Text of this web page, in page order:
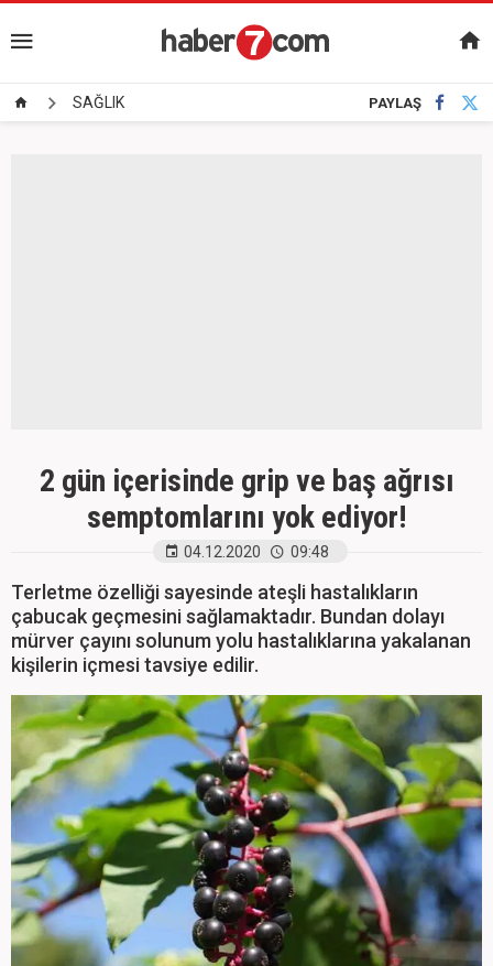
SAĞLIK PAYLAŞ
2 gün içerisinde grip ve baş ağrısı
semptomlarını yok ediyor!
04.12.2020 09:48
Terletme özelliği sayesinde ateşli hastalıkların
çabucak geçmesini sağlamaktadır. Bundan dolayı
mürver çayını solunum yolu hastalıklarına yakalanan
kişilerin içmesi tavsiye edilir.